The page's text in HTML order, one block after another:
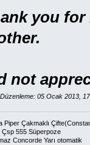
you
not
05 Ocak 2013,
Piper Çakmaklı
Çsp 555 Süperpoze
Concorde Yarı otomatik